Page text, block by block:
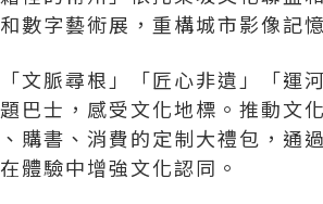
數字藝術展，重構城市影像記憶
文脈尋根」「匠心非遺」「運
巴士，感受文化地標。推動文
購書、消費的定制大禮包，通
體驗中增強文化認同。